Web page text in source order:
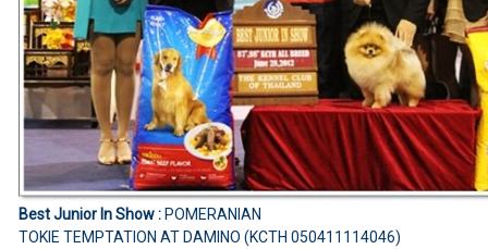
Best Junior In Show :POMERANIAN
TOKIE TEMPTATION AT DAMINO (KCTH 050411114046)